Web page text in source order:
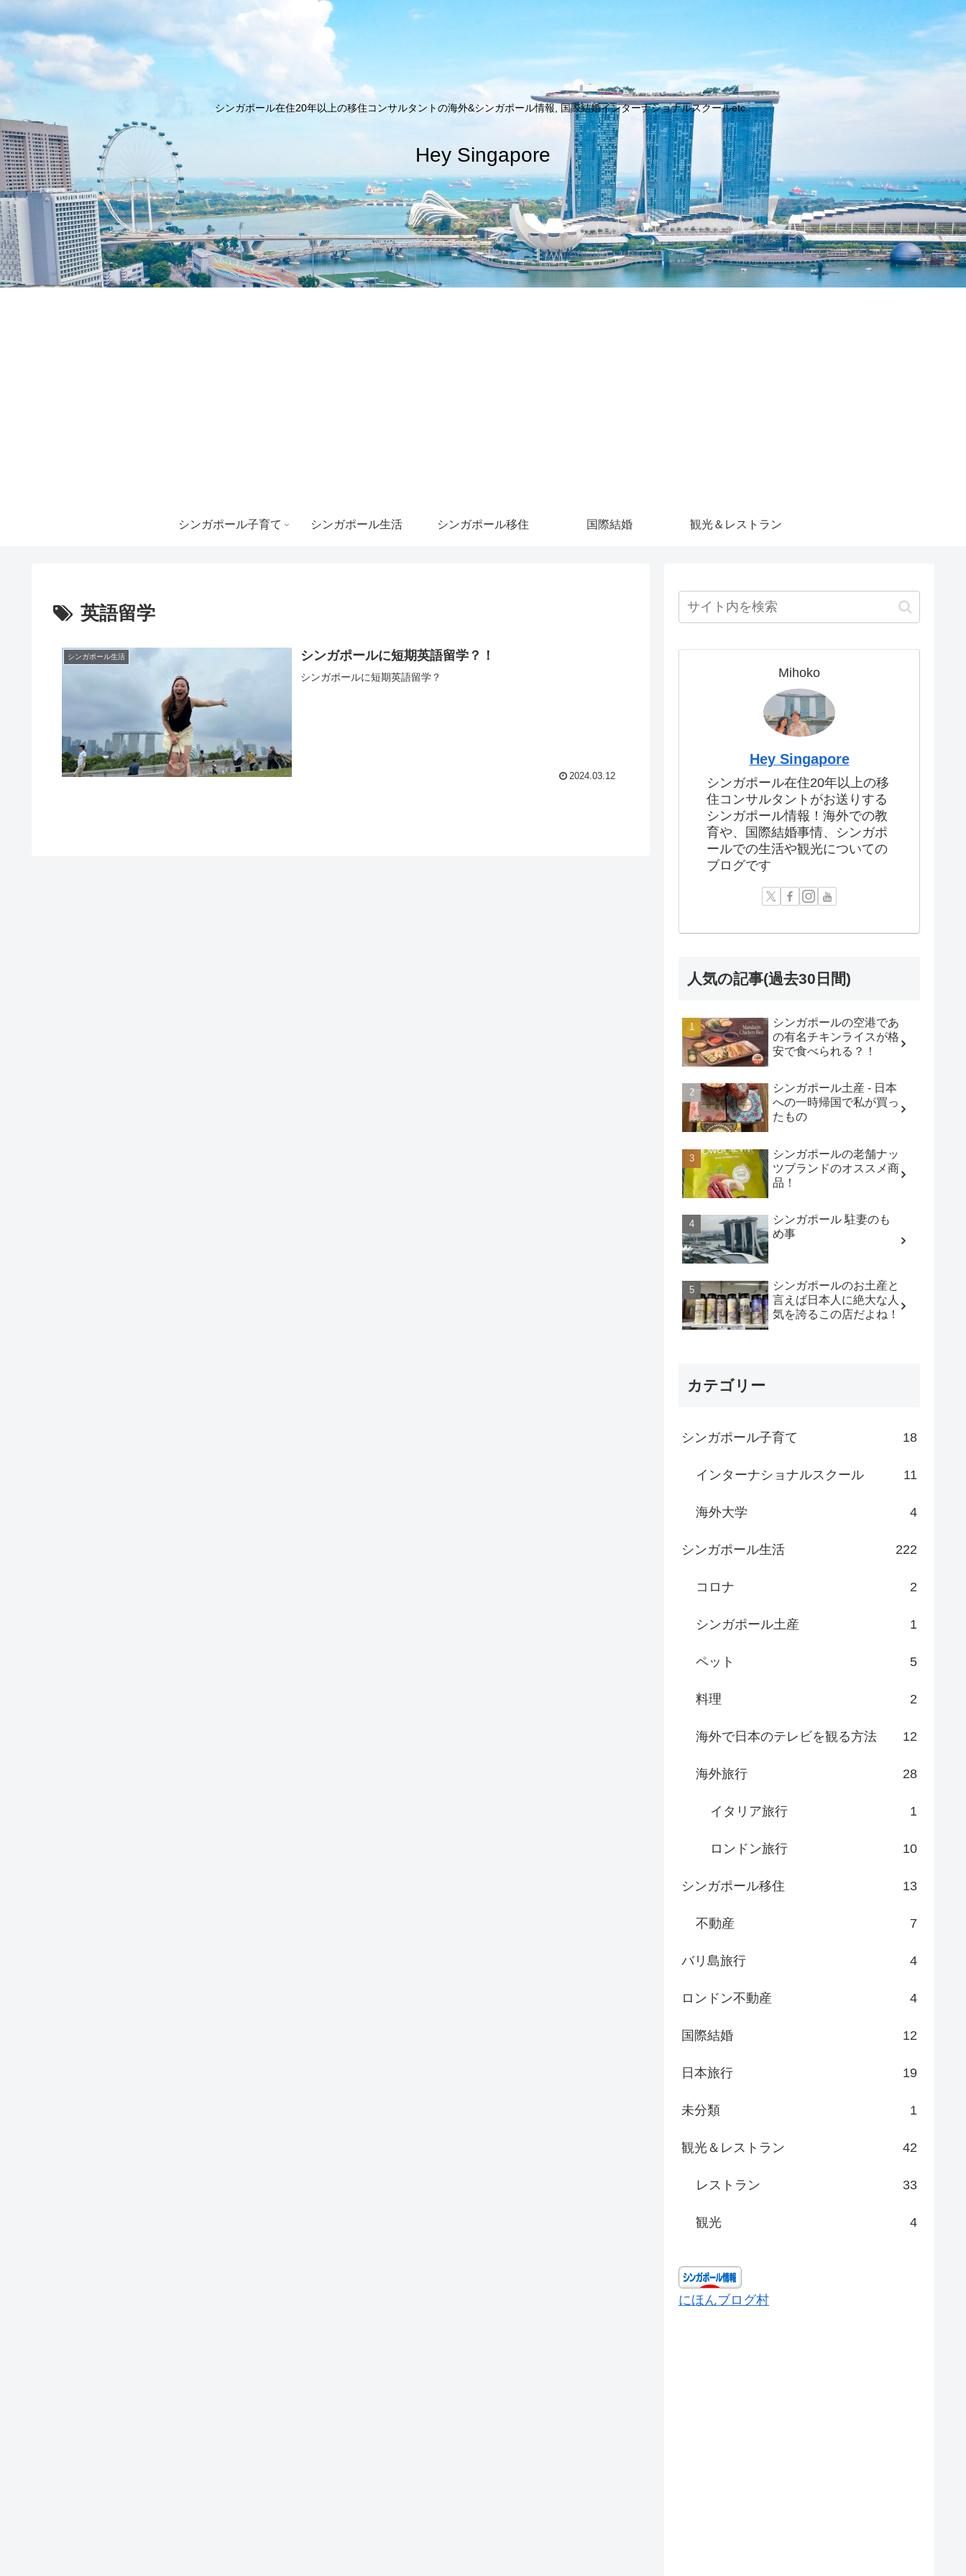
シンガポール在住20年以上の移住コンサルタントの海外&シンガポール情報, 国際結婚インターナショナルスクールetc..
Hey Singapore
シンガポール子育て シンガポール生活 シンガポール移住 国際結婚 観光＆レストラン
英語留学
シンガポール生活 シンガポールに短期英語留学？！
シンガポールに短期英語留学？
2024.03.12
Mihoko
Hey Singapore
シンガポール在住20年以上の移
住コンサルタントがお送りする
シンガポール情報！海外での教
育や、国際結婚事情、シンガポ
ールでの生活や観光についての
ブログです
人気の記事(過去30日間)
シンガポールの空港であ
の有名チキンライスが格
安で食べられる？！
シンガポール土産 - 日本
への一時帰国で私が買っ
たもの
シンガポールの老舗ナッ
ツブランドのオススメ商
品！
シンガポール 駐妻のも
め事
シンガポールのお土産と
言えば日本人に絶大な人
気を誇るこの店だよね！
カテゴリー
シンガポール子育て 18
インターナショナルスクール 11
海外大学 4
シンガポール生活 222
コロナ 2
シンガポール土産 1
ペット 5
料理 2
海外で日本のテレビを観る方法 12
海外旅行 28
イタリア旅行 1
ロンドン旅行 10
シンガポール移住 13
不動産 7
バリ島旅行 4
ロンドン不動産 4
国際結婚 12
日本旅行 19
未分類 1
観光＆レストラン 42
レストラン 33
観光 4
にほんブログ村